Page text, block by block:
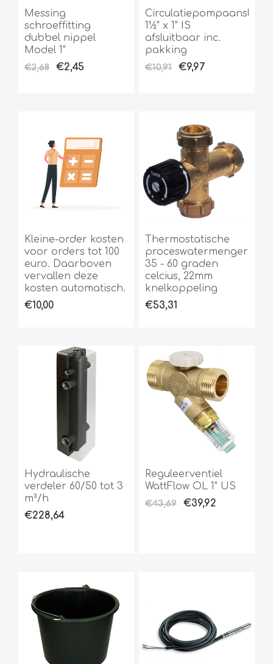
Messing
schroeffitting
dubbel nippel
Model 1"
€2,68 €2,45
1½" x 1" IS
afsluitbaar inc.
pakking
€10,91 €9,97
Kleine-order kosten
voor orders tot 100
euro. Daarboven
vervallen deze
kosten automatisch.
€10,00
Thermostatische
proceswatermenger
35 - 60 graden
celcius, 22mm
knelkoppeling
€53,31
Hydraulische
verdeler 60/50 tot 3
m³/h
€228,64
Reguleerventiel
WattFlow OL 1" US
€43,69 €39,92